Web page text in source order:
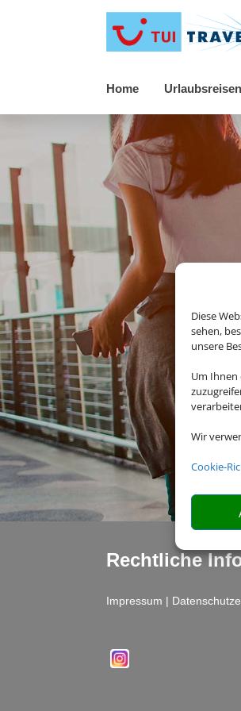
Diese
sehen,
unsere
Um
Wir
Cookie-
Home Urlaubsreisen
Rechtliche
Impressum |